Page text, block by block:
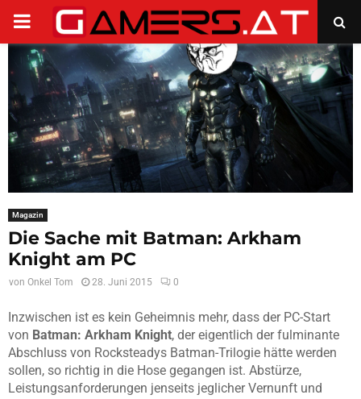
PRIMARY
MENU
Magazin
Die Sache mit Batman: Arkham
Knight am PC
von Onkel Tom 28. Juni 2015 0
Inzwischen ist es kein Geheimnis mehr, dass der PC-Start
von Batman: Arkham Knight, der eigentlich der fulminante
Abschluss von Rocksteadys Batman-Trilogie hätte werden
sollen, so richtig in die Hose gegangen ist. Abstürze,
Leistungsanforderungen jenseits jeglicher Vernunft und